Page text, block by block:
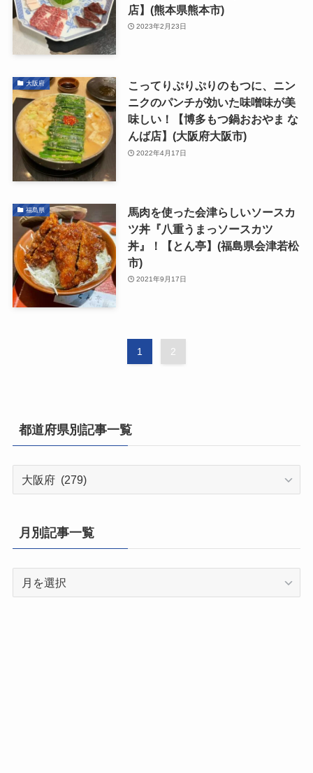
店】(熊本県熊本市)
2023年2月23日
大阪府
こってりぷりぷりのもつに、ニン
ニクのパンチが効いた味噌味が美
味しい！【博多もつ鍋おおやま な
んば店】(大阪府大阪市)
2022年4月17日
福島県
馬肉を使った会津らしいソースカ
ツ丼『八重うまっソースカツ
丼』！【とん亭】(福島県会津若松
市)
2021年9月17日
1 2
都道府県別記事一覧
県
別
一
月別記事一覧